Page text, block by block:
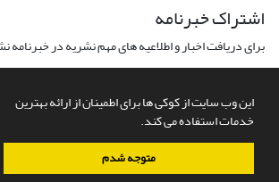
این وب سایت از کوکی ها برای اطمینان از ارائه بهترین
خدمات استفاده می کند.
متوجه شدم
اشتراک خبرنامه
برای دریافت اخبار و اطلاعیه های مهم نشریه در
سامانه مدیریت نشریات علمی.طراحی و پیاده سازی از